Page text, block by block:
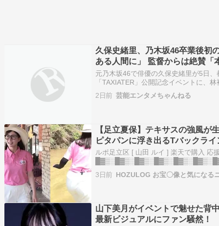
久保史緒里、乃木坂46卒業後初
ある人間に」 監督からは絶賛「
元乃木坂46で俳優の久保史緒里が5日
「TAXIATER」公開記念イベントに、
野々花、中川龍太郎監督、長島翔監督
乃木坂46卒業後初の主演作となる短編
2日前 芸能エンタメちゃんねる
【足立夏保】テキサスの強風が
ピタパンに浮き出るTバックラ
ルポ足立区 [ 山田 ルイ ] 楽天で購入 応
年7月。アメリカ・テキサス州からの
た女性…
3日前 HOZULOG お宝〇像と気になる
山下美月がイベントで魅せた背
最新ビジュアルにファン騒然！